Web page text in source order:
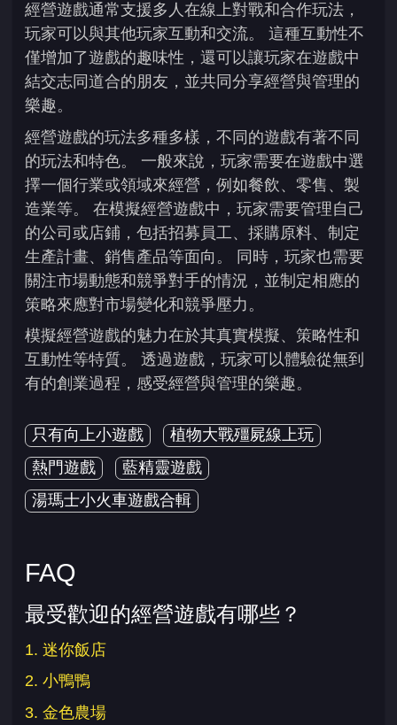
經營遊戲通常支援多人在線上對戰和合作玩法，
玩家可以與其他玩家互動和交流。 這種互動性不
僅增加了遊戲的趣味性，還可以讓玩家在遊戲中
結交志同道合的朋友，並共同分享經營與管理的
樂趣。
經營遊戲的玩法多種多樣，不同的遊戲有著不同
的玩法和特色。 一般來說，玩家需要在遊戲中選
擇一個行業或領域來經營，例如餐飲、零售、製
造業等。 在模擬經營遊戲中，玩家需要管理自己
的公司或店鋪，包括招募員工、採購原料、制定
生產計畫、銷售產品等面向。 同時，玩家也需要
關注市場動態和競爭對手的情況，並制定相應的
策略來應對市場變化和競爭壓力。
模擬經營遊戲的魅力在於其真實模擬、策略性和
互動性等特質。 透過遊戲，玩家可以體驗從無到
有的創業過程，感受經營與管理的樂趣。
只有向上小遊戲
植物大戰殭屍線上玩
熱門遊戲
藍精靈遊戲
湯瑪士小火車遊戲合輯
FAQ
最受歡迎的經營遊戲有哪些？
1. 迷你飯店
2. 小鴨鴨
3. 金色農場